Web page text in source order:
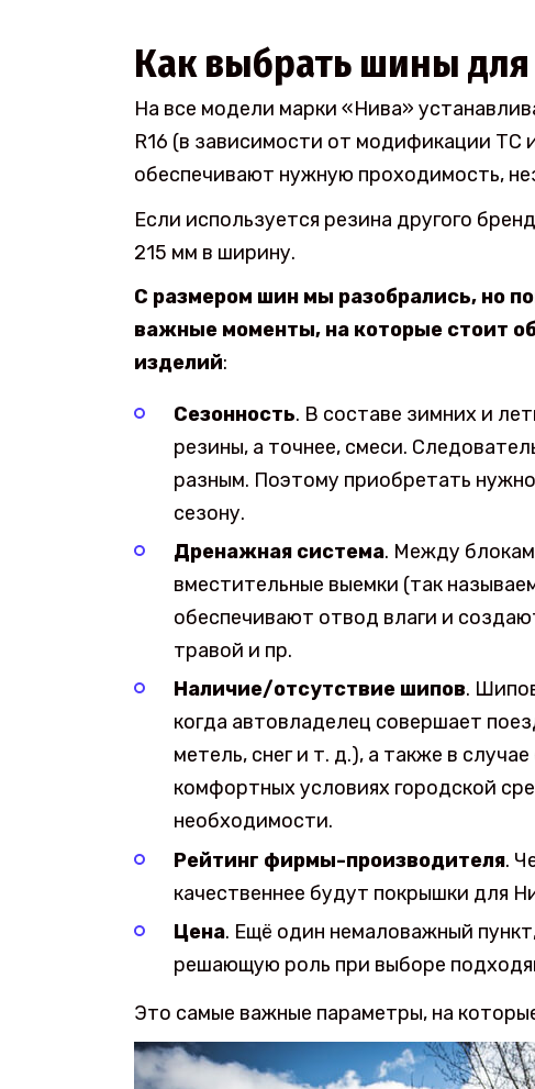
Как выбрать шины
На все модели марки «Нива»
R16 (в зависимости от модификации ТС
обеспечивают нужную проходимость,
Если используется резина другого
215 мм в ширину.
С размером шин мы разобрались, но
важные моменты, на которые стоит
изделий:
Сезонность. В составе зимних и
резины, а точнее, смеси.
разным. Поэтому приобретать
сезону.
Дренажная система. Между
вместительные выемки (так
обеспечивают отвод влаги и
травой и пр.
Наличие/отсутствие шипов.
когда автовладелец совершает
метель, снег и т. д.), а также в
комфортных условиях городской
необходимости.
Рейтинг фирмы-производителя.
качественнее будут покрышки для
Цена. Ещё один немаловажный
решающую роль при выборе
Это самые важные параметры, на